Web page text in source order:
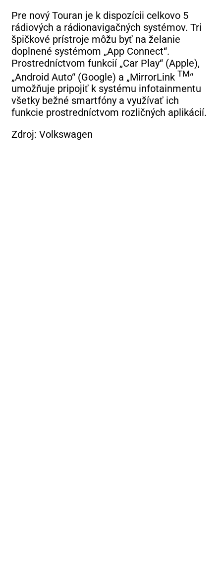
Pre nový Touran je k dispozícii celkovo 5
rádiových a rádionavigačných systémov. Tri
špičkové prístroje môžu byť na želanie
doplnené systémom „App Connect“.
Prostredníctvom funkcií „Car Play“ (Apple),
„Android Auto“ (Google) a „MirrorLink TM“
umožňuje pripojiť k systému infotainmentu
všetky bežné smartfóny a využívať ich
funkcie prostredníctvom rozličných aplikácií.
Zdroj: Volkswagen